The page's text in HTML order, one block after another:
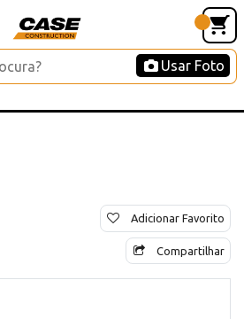
Usar Foto
Adicionar Favorito
Compartilhar